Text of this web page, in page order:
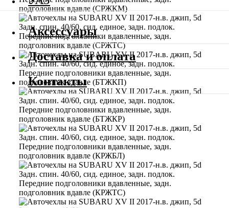
Аксессуары
Доставка и оплата
Контакты